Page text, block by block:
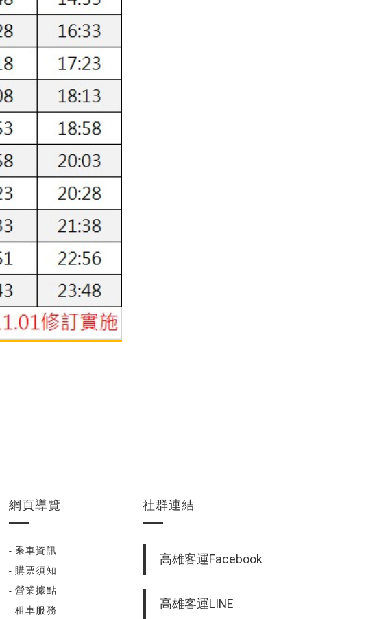
網頁導覽
- 乘車資訊
- 購票須知
- 營業據點
- 租車服務
社群連結
高雄客運Facebook
高雄客運LINE